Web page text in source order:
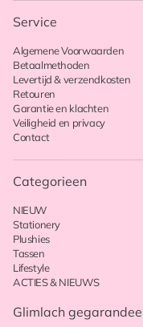
Service
Algemene Voorwaarden
Betaalmethoden
Levertijd & verzendkosten
Retouren
Garantie en klachten
Veiligheid en privacy
Contact
Categorieen
NIEUW
Stationery
Plushies
Tassen
Lifestyle
ACTIES & NIEUWS
Glimlach